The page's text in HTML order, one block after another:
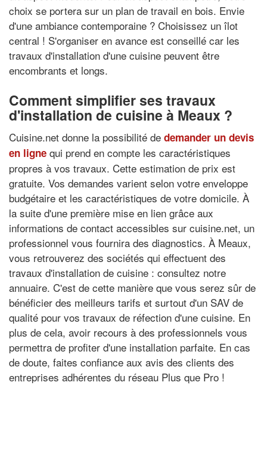
choix se portera sur un plan de travail en bois. Envie
d'une ambiance contemporaine ? Choisissez un îlot
central ! S'organiser en avance est conseillé car les
travaux d'installation d'une cuisine peuvent être
encombrants et longs.
Comment simplifier ses travaux
d'installation de cuisine à Meaux ?
Cuisine.net donne la possibilité de demander un devis
en ligne qui prend en compte les caractéristiques
propres à vos travaux. Cette estimation de prix est
gratuite. Vos demandes varient selon votre enveloppe
budgétaire et les caractéristiques de votre domicile. À
la suite d'une première mise en lien grâce aux
informations de contact accessibles sur cuisine.net, un
professionnel vous fournira des diagnostics. À Meaux,
vous retrouverez des sociétés qui effectuent des
travaux d'installation de cuisine : consultez notre
annuaire. C'est de cette manière que vous serez sûr de
bénéficier des meilleurs tarifs et surtout d'un SAV de
qualité pour vos travaux de réfection d'une cuisine. En
plus de cela, avoir recours à des professionnels vous
permettra de profiter d'une installation parfaite. En cas
de doute, faites confiance aux avis des clients des
entreprises adhérentes du réseau Plus que Pro !